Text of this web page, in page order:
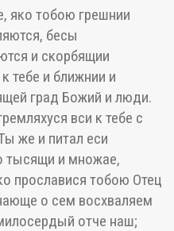
яко тобою грешнии
бесы
и скорбящии
тебе и ближнии и
град Божий и люди.
вси к тебе с
же и питал еси
тысящи и множае,
прославися тобою Отец
о сем восхваляем
отче наш;